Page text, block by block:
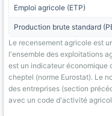
Emploi agricole (ETP)
Production brute standard
Le recensement agricole est
l'ensemble des exploitations
est un indicateur économique
cheptel (norme Eurostat). Le
des entreprises (section
avec un code d'activité